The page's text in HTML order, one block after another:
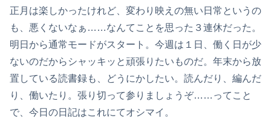
正月は楽しかったけれど、変わり映えの無い日常というの
も、悪くないなぁ……なんてことを思った３連休だった。
明日から通常モードがスタート。今週は１日、働く日が少
ないのだからシャッキッと頑張りたいものだ。年末から放
置している読書録も、どうにかしたい。読んだり、編んだ
り、働いたり。張り切って参りましょうぞ……ってこと
で、今日の日記はこれにてオシマイ。